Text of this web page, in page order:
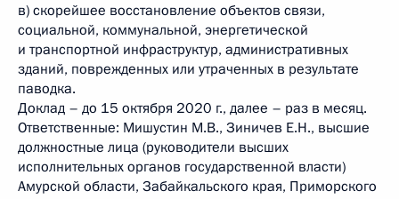
в) скорейшее восстановление объектов связи,
социальной, коммунальной, энергетической
и транспортной инфраструктур, административных
зданий, поврежденных или утраченных в результате
паводка.
Доклад – до 15 октября 2020 г., далее – раз в месяц.
Ответственные: Мишустин М.В., Зиничев Е.Н., высшие
должностные лица (руководители высших
исполнительных органов государственной власти)
Амурской области, Забайкальского края, Приморского